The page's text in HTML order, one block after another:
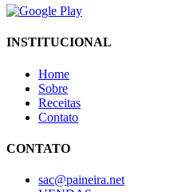
INSTITUCIONAL
Home
Sobre
Receitas
Contato
CONTATO
sac@paineira.net